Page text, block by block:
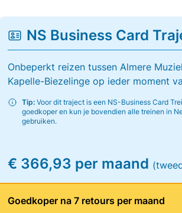
NS Business Card
Onbeperkt reizen tussen Almere
Kapelle-Biezelinge op ieder moment
Tip:Voor dit traject is een NS-Business Card
goedkoper en kun je bovendien alle treinen in
gebruiken.
€ 366,93 per maand
Goedkoper na 7 retours per maand